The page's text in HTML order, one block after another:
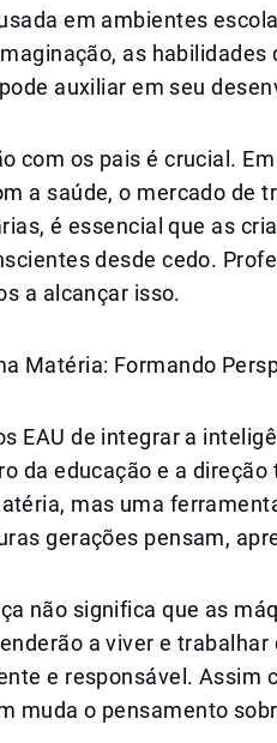
em ambientes
as
auxiliar em seu
com os pais é crucial.
a saúde, o mercado de
é essencial que as
desde cedo.
a alcançar isso.
Matéria: Formando
EAU de integrar a
da educação e a
mas uma
gerações pensam,
não significa que as
a viver e
e responsável. Assim
muda o pensamento